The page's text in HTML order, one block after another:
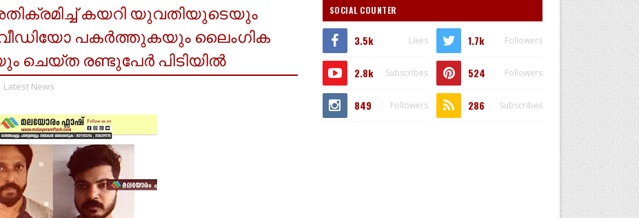
കയറി യുവതിയുടെയും
പകർത്തുകയും ലൈംഗിക
രണ്ടുപേർ പിടിയിൽ
Latest News
SOCIAL COUNTER
3.5k Likes 1.7k Followers
2.8k Subscribes 524 Followers
849 Followers 286 Subscribes